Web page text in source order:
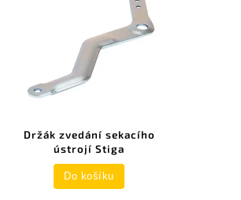
Držák zvedání sekacího
ústrojí Stiga
Do košíku